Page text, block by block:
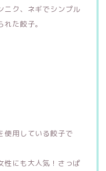
ニク、ネギでシンプル
た餃子。
使用している餃子で
性にも大人気！さっぱ